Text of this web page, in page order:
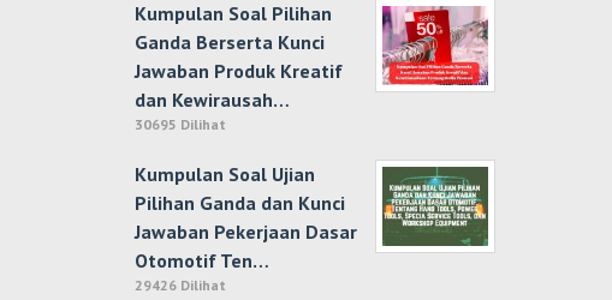
Kumpulan Soal Pilihan
Ganda Berserta Kunci
Jawaban Produk Kreatif
dan Kewirausah…
30695 Dilihat
Kumpulan Soal Ujian
Pilihan Ganda dan Kunci
Jawaban Pekerjaan Dasar
Otomotif Ten…
29426 Dilihat